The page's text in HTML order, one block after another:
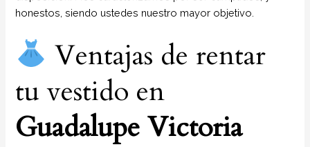
honestos, siendo ustedes nuestro mayor objetivo.
Ventajas de rentar
tu vestido en
Guadalupe Victoria